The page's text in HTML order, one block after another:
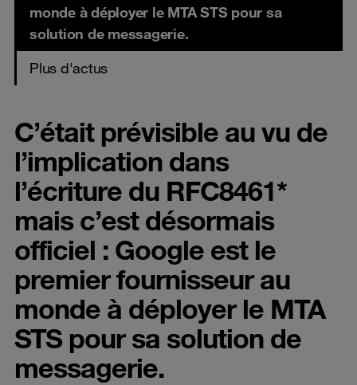
monde à déployer le MTA STS pour sa
solution de messagerie.
Plus d'actus
C’était prévisible au vu de
l’implication dans
l’écriture du RFC8461*
mais c’est désormais
officiel : Google est le
premier fournisseur au
monde à déployer le MTA
STS pour sa solution de
messagerie.